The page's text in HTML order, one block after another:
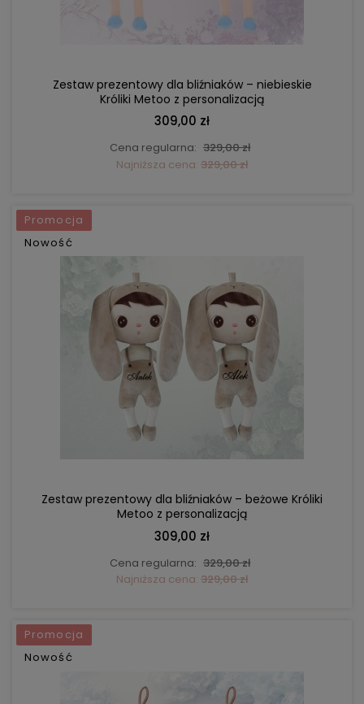
Zestaw prezentowy dla bliźniaków – niebieskie
Króliki Metoo z personalizacją
309,00 zł
Cena regularna: 329,00 zł
Najniższa cena: 329,00 zł
Zestaw prezentowy dla bliźniaków – beżowe Króliki
Metoo z personalizacją
309,00 zł
Cena regularna: 329,00 zł
Najniższa cena: 329,00 zł
Promocja
Nowość
Promocja
Nowość